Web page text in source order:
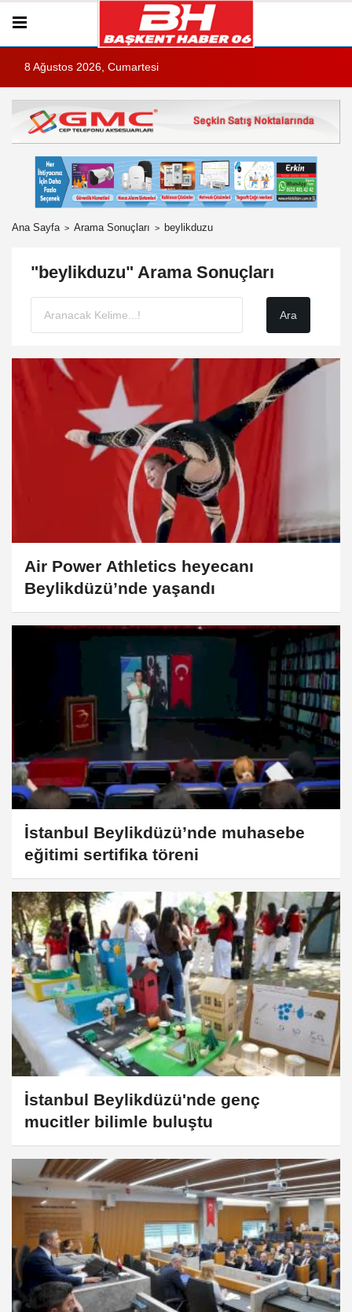
8 Ağustos 2026, Cumartesi
Ana Sayfa Arama Sonuçları beylikduzu
"beylikduzu" Arama Sonuçları
Air Power Athletics heyecanı
Beylikdüzü’nde yaşandı
İstanbul Beylikdüzü’nde muhasebe
eğitimi sertifika töreni
İstanbul Beylikdüzü'nde genç
mucitler bilimle buluştu